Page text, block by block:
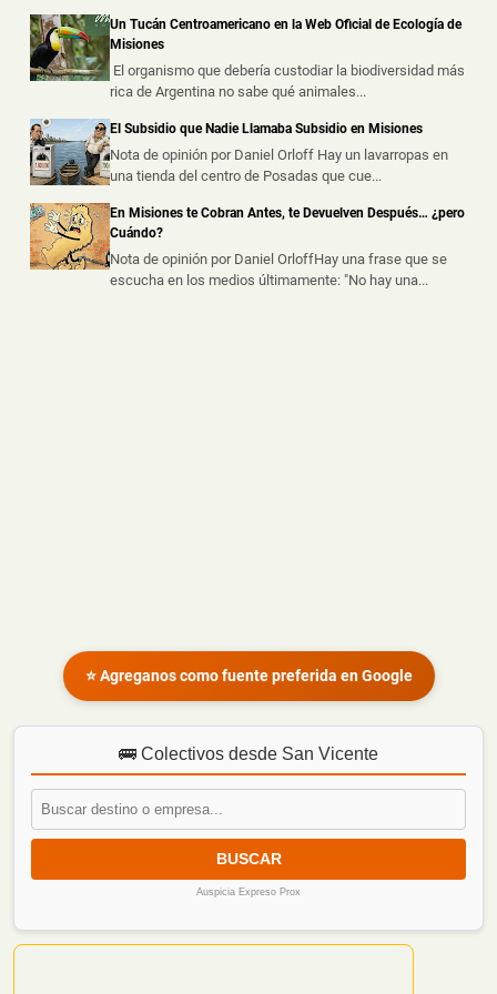
📅 9 ago 2026
despistar y volcar con su au...
Un Adolescente resultó Lesionado tras Chocar con
una Camioneta en Leandro N. Alem
📅 9 ago 2026
Un adolescente de 15 años resultó lesionado este
sábado por la noche tras protag...
Un Tucán Centroamericano en la Web Oficial de Ecología de
Misiones
El organismo que debería custodiar la biodiversidad más
rica de Argentina no sabe qué animales...
El Subsidio que Nadie Llamaba Subsidio en Misiones
Nota de opinión por Daniel Orloff Hay un lavarropas en
una tienda del centro de Posadas que cue...
En Misiones te Cobran Antes, te Devuelven Después… ¿pero
Cuándo?
Nota de opinión por Daniel OrloffHay una frase que se
escucha en los medios últimamente: "No hay una...
⭐ Agreganos como fuente preferida en Google
🚌 Colectivos desde San Vicente
BUSCAR
Auspicia Expreso Prox